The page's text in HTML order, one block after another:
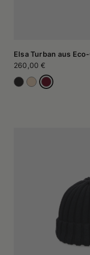
Elsa Turban aus
260,00 €